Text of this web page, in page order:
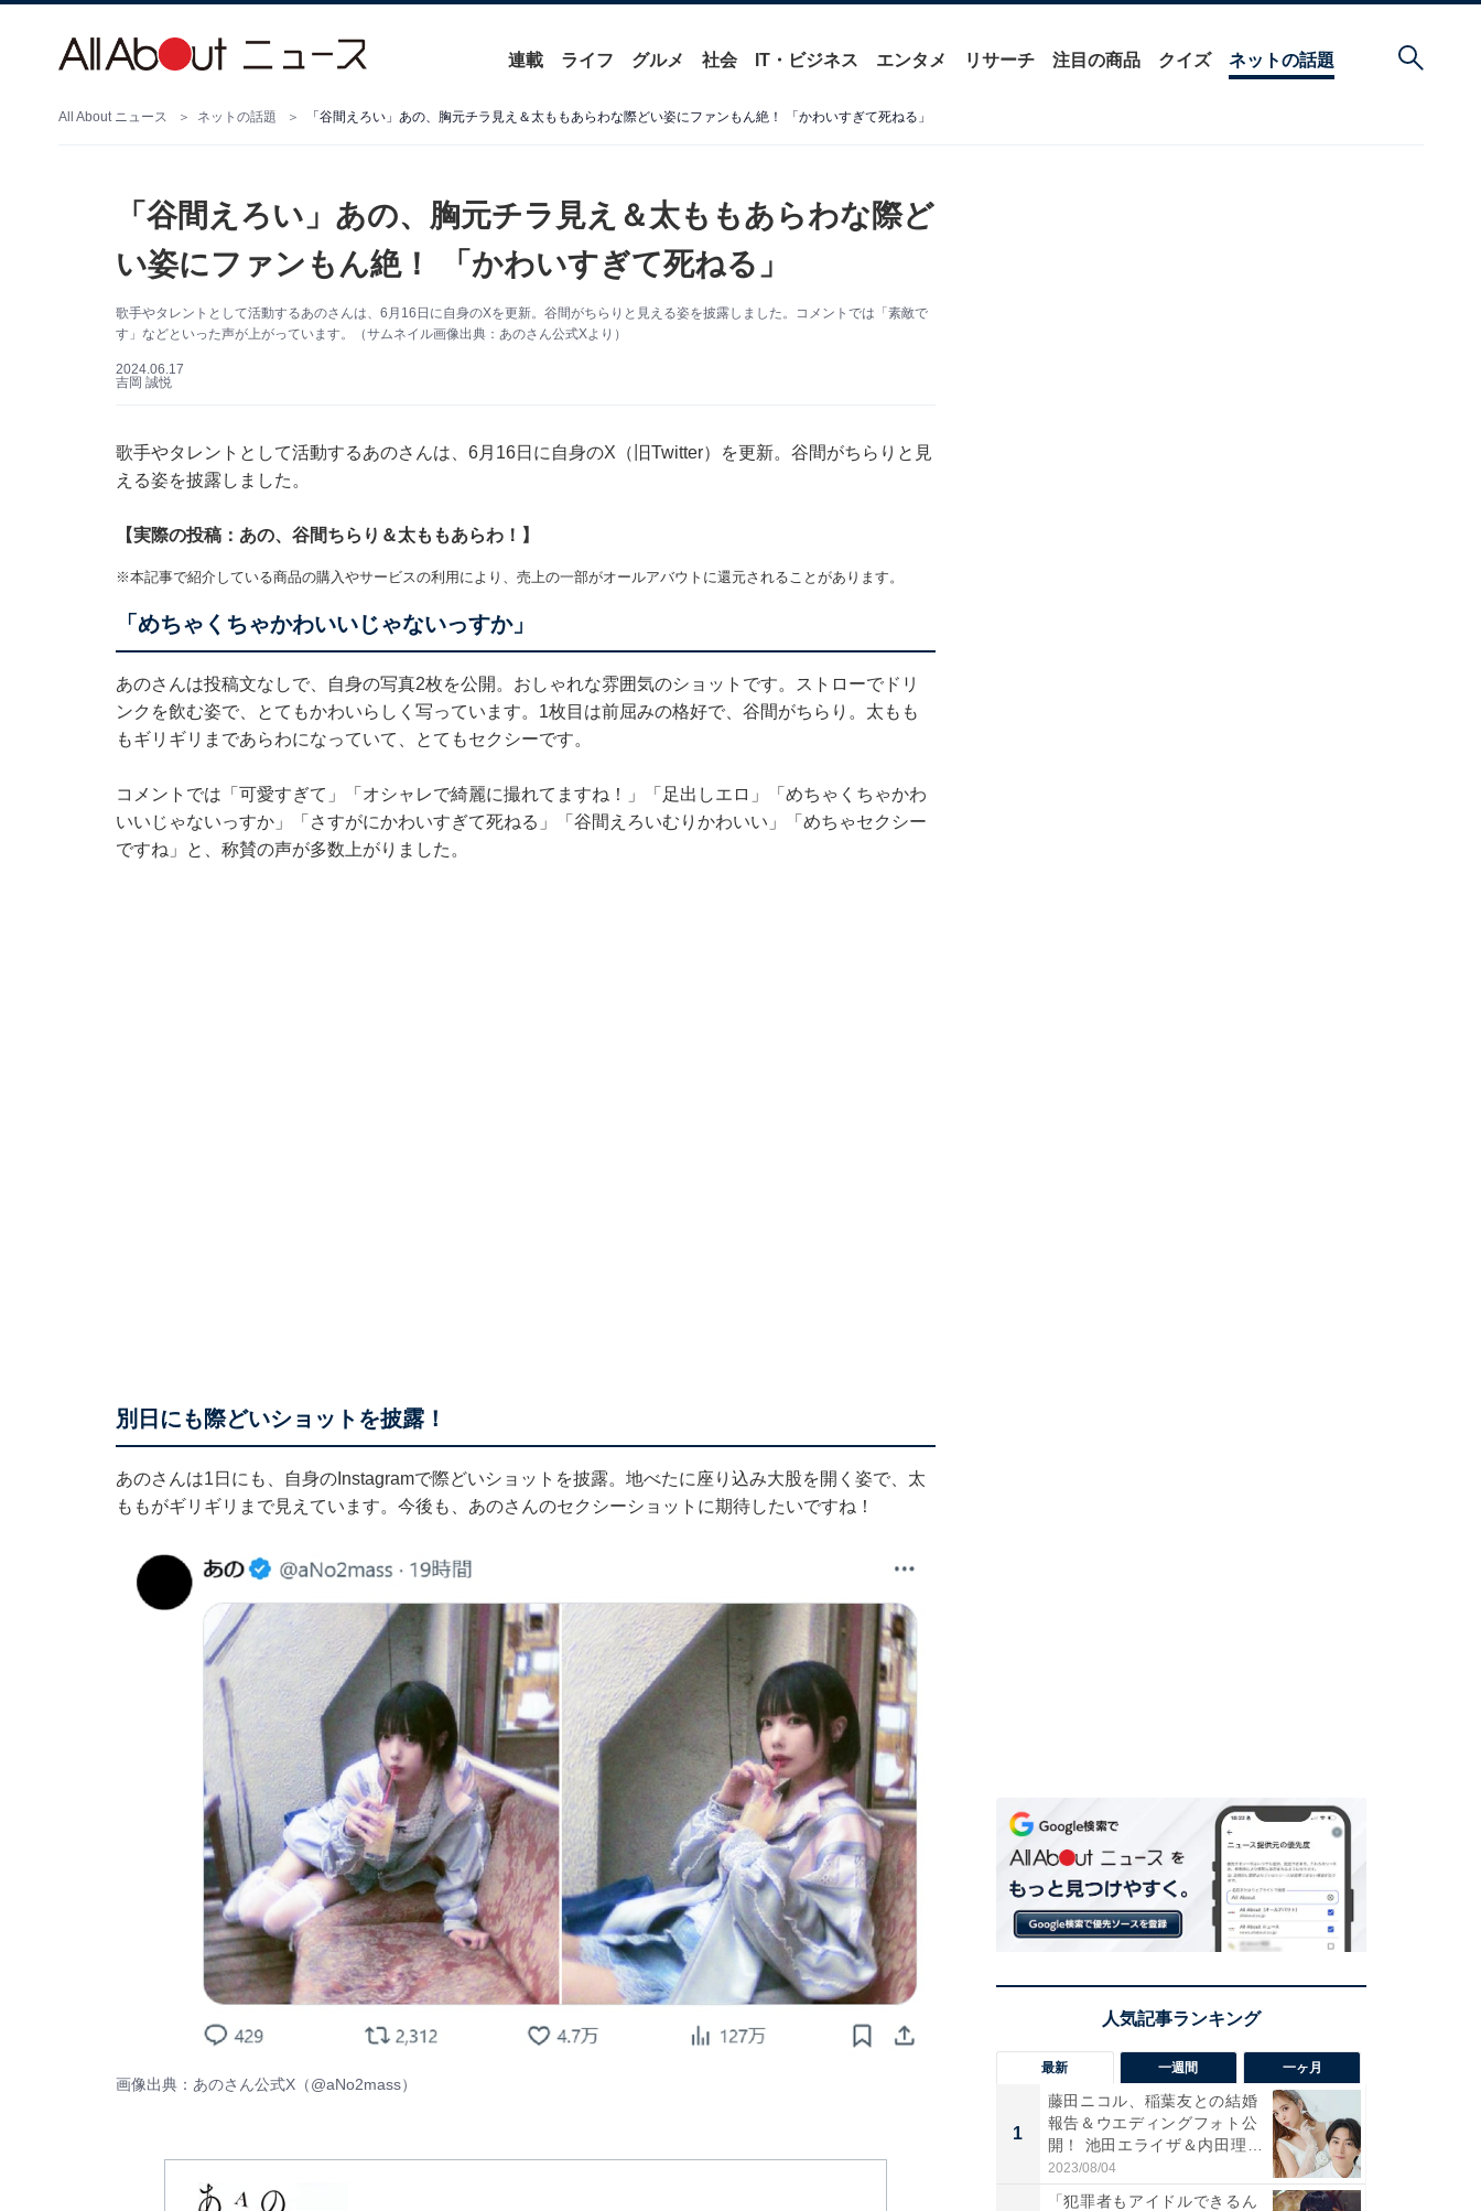
連載 ライフ グルメ 社会 IT・ビジネス エンタメ リサーチ 注目の商品 クイズ ネットの話題
All About ニュース ネットの話題 「谷間えろい」あの、胸元チラ見え＆太ももあらわな際どい姿にファンもん絶！ 「かわいすぎて死ねる」
「谷間えろい」あの、胸元チラ見え＆太ももあらわな際ど
い姿にファンもん絶！ 「かわいすぎて死ねる」
歌手やタレントとして活動するあのさんは、6月16日に自身のXを更新。谷間がちらりと見える姿を披露しました。コメントでは「素敵で
す」などといった声が上がっています。（サムネイル画像出典：あのさん公式Xより）
2024.06.17
吉岡 誠悦
歌手やタレントとして活動するあのさんは、6月16日に自身のX（旧Twitter）を更新。谷間がちらりと見
える姿を披露しました。
【実際の投稿：あの、谷間ちらり＆太ももあらわ！】
※本記事で紹介している商品の購入やサービスの利用により、売上の一部がオールアバウトに還元されることがあります。
「めちゃくちゃかわいいじゃないっすか」
あのさんは投稿文なしで、自身の写真2枚を公開。おしゃれな雰囲気のショットです。ストローでドリ
ンクを飲む姿で、とてもかわいらしく写っています。1枚目は前屈みの格好で、谷間がちらり。太もも
もギリギリまであらわになっていて、とてもセクシーです。
コメントでは「可愛すぎて」「オシャレで綺麗に撮れてますね！」「足出しエロ」「めちゃくちゃかわ
いいじゃないっすか」「さすがにかわいすぎて死ねる」「谷間えろいむりかわいい」「めちゃセクシー
ですね」と、称賛の声が多数上がりました。
別日にも際どいショットを披露！
あのさんは1日にも、自身のInstagramで際どいショットを披露。地べたに座り込み大股を開く姿で、太
ももがギリギリまで見えています。今後も、あのさんのセクシーショットに期待したいですね！
画像出典：あのさん公式X（@aNo2mass）
最新 一週間 一ヶ月
1
藤田ニコル、稲葉友との結婚
報告＆ウエディングフォト公
開！ 池田エライザ＆内田理
央...
2023/08/04
「犯罪者もアイドルできるん